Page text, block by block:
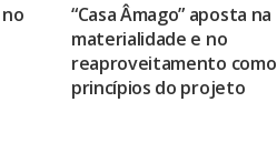
“Casa Âmago” aposta na
materialidade e no
reaproveitamento como
princípios do projeto